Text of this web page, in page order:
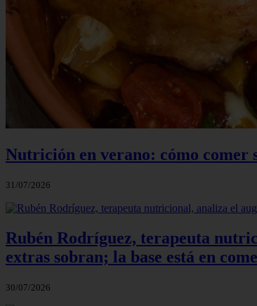
Nutrición en verano: cómo comer
31/07/2026
Rubén Rodríguez, terapeuta
extras sobran; la base está en
30/07/2026